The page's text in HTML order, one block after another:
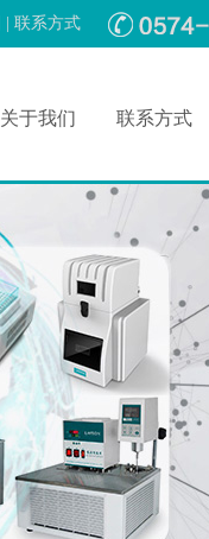
联系方式
关于我们 联系方式